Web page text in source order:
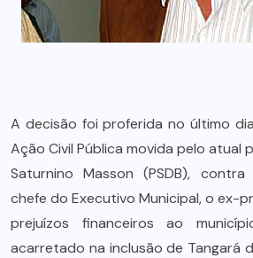
A decisão foi proferida no último
Ação Civil Pública movida pelo atual
Saturnino Masson (PSDB),
chefe do Executivo Municipal, o ex-
prejuízos financeiros ao
acarretado na inclusão de Tangará